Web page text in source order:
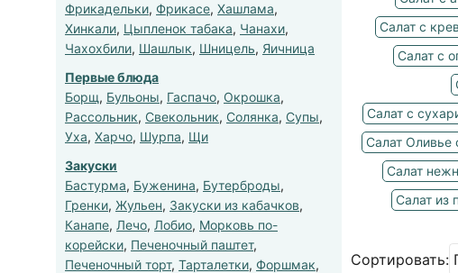
Фрикадельки, Фрикасе, Хашлама,
Хинкали, Цыпленок табака, Чанахи,
Чахохбили, Шашлык, Шницель, Яичница
Первые блюда
Борщ, Бульоны, Гаспачо, Окрошка,
Рассольник, Свекольник, Солянка, Супы,
Уха, Харчо, Шурпа, Щи
Закуски
Бастурма, Буженина, Бутерброды,
Гренки, Жульен, Закуски из кабачков,
Канапе, Лечо, Лобио, Морковь по-
корейски, Печеночный паштет,
Печеночный торт, Тарталетки, Форшмак,
Салат с
Салат с
Салат с
Салат Оливье
Салат
Салат из
Сортировать: